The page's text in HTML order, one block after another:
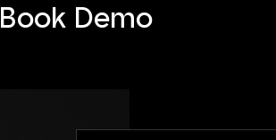
Book Demo